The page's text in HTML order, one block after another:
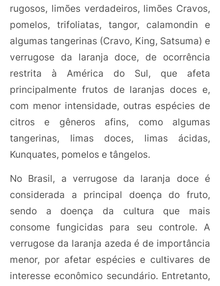
rugosos, limões verdadeiros, limões Cravos,
pomelos, trifoliatas, tangor, calamondin e
algumas tangerinas (Cravo, King, Satsuma) e
verrugose da laranja doce, de ocorrência
restrita à América do Sul, que afeta
principalmente frutos de laranjas doces e,
com menor intensidade, outras espécies de
citros e gêneros afins, como algumas
tangerinas, limas doces, limas ácidas,
Kunquates, pomelos e tângelos.
No Brasil, a verrugose da laranja doce é
considerada a principal doença do fruto,
sendo a doença da cultura que mais
consome fungicidas para seu controle. A
verrugose da laranja azeda é de importância
menor, por afetar espécies e cultivares de
interesse econômico secundário. Entretanto,